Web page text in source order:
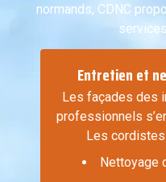
normands, CDNC
Entretien et
Les façades des
professionnels
Les cordistes
Nettoyage